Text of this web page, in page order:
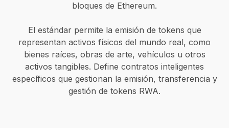
bloques de Ethereum.
El estándar permite la emisión de tokens que
representan activos físicos del mundo real, como
bienes raíces, obras de arte, vehículos u otros
activos tangibles. Define contratos inteligentes
específicos que gestionan la emisión, transferencia y
gestión de tokens RWA.